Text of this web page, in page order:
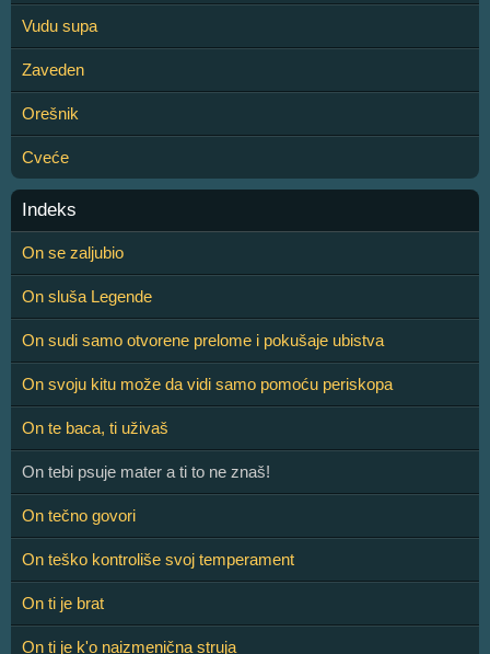
Vudu supa
Zaveden
Orešnik
Cveće
Indeks
On se zaljubio
On sluša Legende
On sudi samo otvorene prelome i pokušaje ubistva
On svoju kitu može da vidi samo pomoću periskopa
On te baca, ti uživaš
On tebi psuje mater a ti to ne znaš!
On tečno govori
On teško kontroliše svoj temperament
On ti je brat
On ti je k'o naizmenična struja